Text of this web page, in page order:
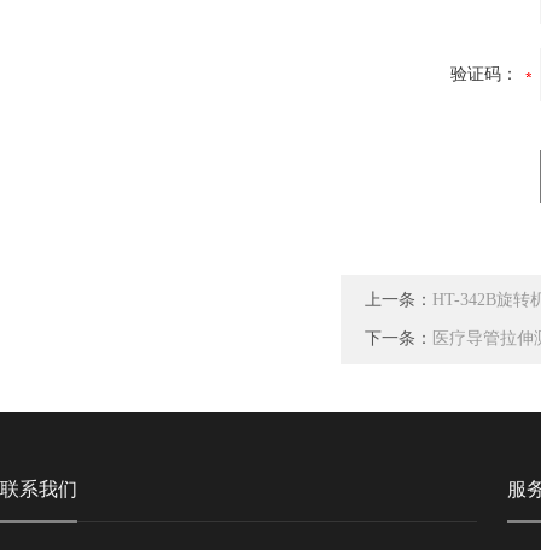
验证码：
上一条： HT-342B旋转
下一条： 医疗导管拉伸
联系我们 服